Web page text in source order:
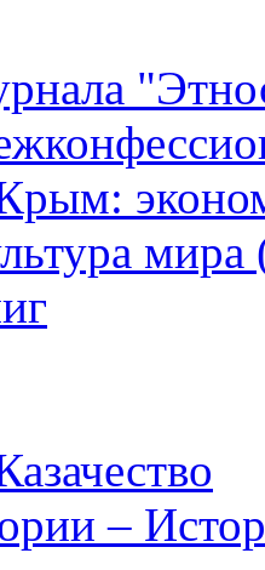
–